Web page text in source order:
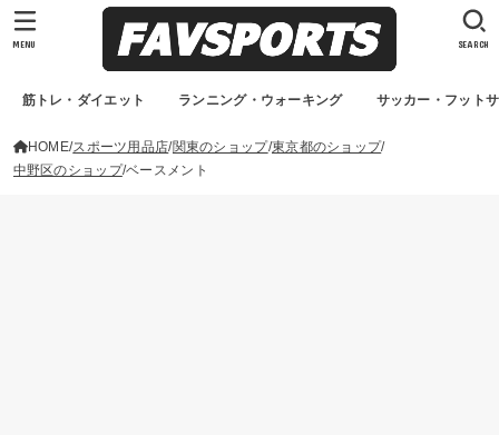
筋トレ・ダイエット ランニング・ウォーキング サッカー・フット
SEARCH
MENU
HOME スポーツ用品店 関東のショップ 東京都のショップ
中野区のショップ ベースメント